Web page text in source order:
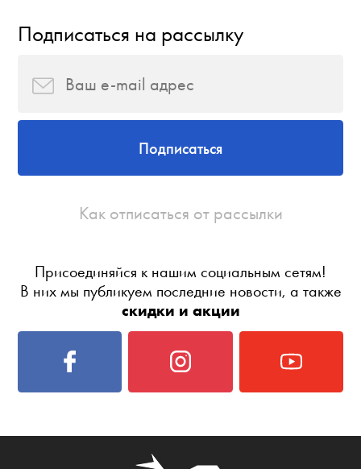
Подписаться на рассылку
Подписаться
Как отписаться от рассылки
Присоединяйся к нашим социальным сетям!
В них мы публикуем последние новости, а также
скидки и акции